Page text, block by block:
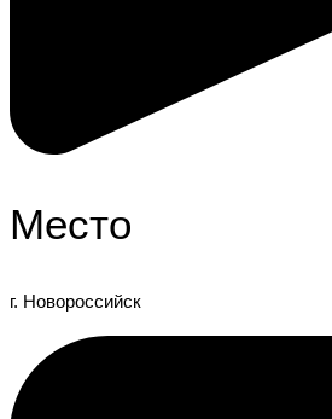
Место
г. Новороссийск